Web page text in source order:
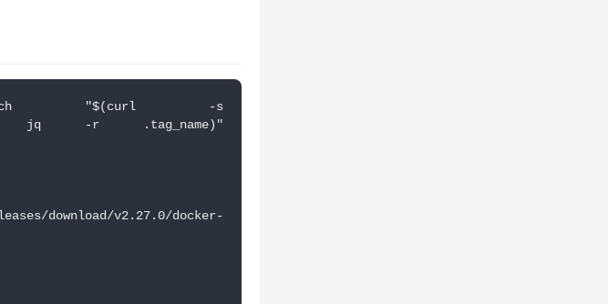
"$(curl -s
| jq -r .tag_name)"
download/v2.27.0/docker-